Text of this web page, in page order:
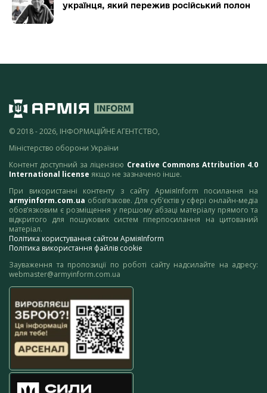
українця, який пережив російський полон
© 2018 - 2026, ІНФОРМАЦІЙНЕ АГЕНТСТВО,
Міністерство оборони України
Контент доступний за ліцензією Creative Commons Attribution 4.0
International license якщо не зазначено інше.
При використанні контенту з сайту АрміяInform посилання на
armyinform.com.ua обов’язкове. Для суб’єктів у сфері онлайн-медіа
обов’язковим є розміщення у першому абзаці матеріалу прямого та
відкритого для пошукових систем гіперпосилання на цитований
матеріал.
Політика користування сайтом АрміяInform
Політика використання файлів cookie
Зауваження та пропозиції по роботі сайту надсилайте на адресу:
webmaster@armyinform.com.ua